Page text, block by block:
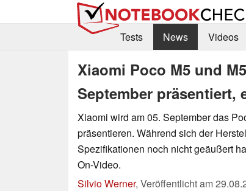
Tests
News Videos
Xiaomi Poco M5 und
September präsentiert,
Xiaomi wird am 05. September das
präsentieren. Während sich der
Spezifikationen noch nicht geäußert
On-Video.
Silvio Werner, Veröffentlicht am